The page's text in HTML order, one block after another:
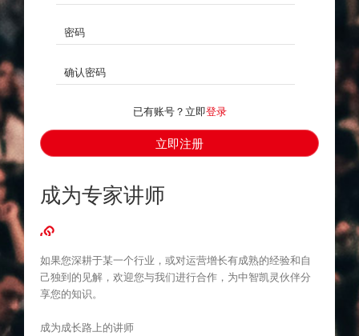
密码
确认密码
已有账号？立即登录
成为专家讲师
如果您深耕于某一个行业，或对运营增长有成熟的经验和自
己独到的见解，欢迎您与我们进行合作，为中智凯灵伙伴分
享您的知识。
成为成长路上的讲师